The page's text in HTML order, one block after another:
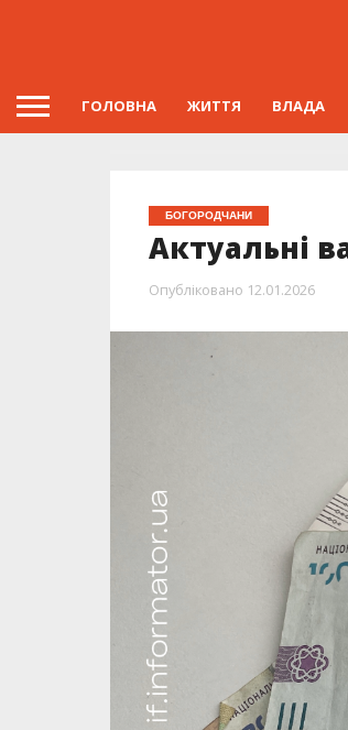
ГОЛОВНА ЖИТТЯ ВЛАДА
БОГОРОДЧАНИ
Актуальні
Опубліковано 12.01.2026